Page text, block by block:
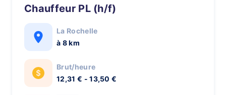
Chauffeur PL (h/f)
La Rochelle
à 8 km
Brut/heure
12,31 € - 13,50 €